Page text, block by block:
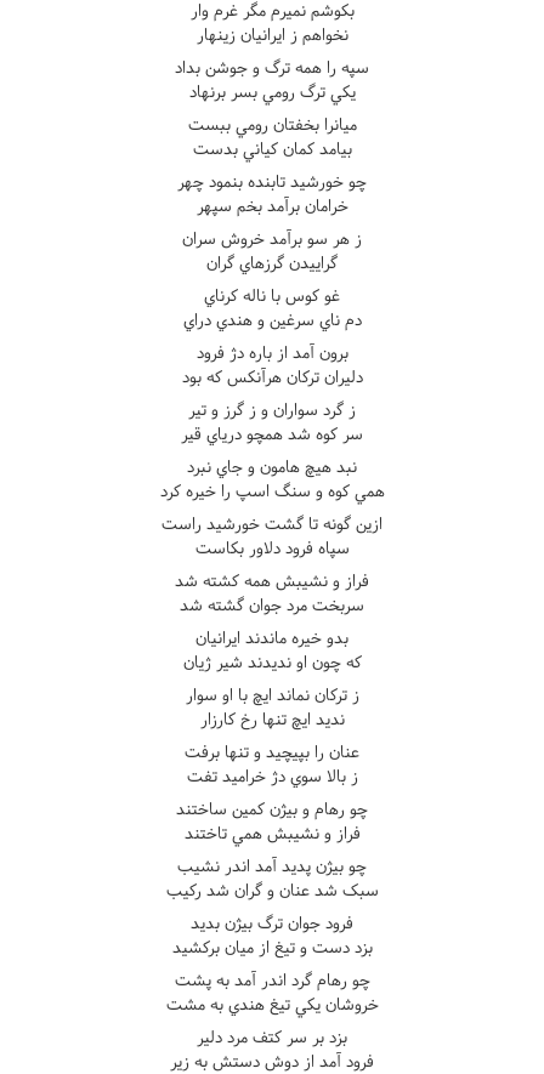
بکوشم نميرم مگر غرم وار
نخواهم ز ايرانيان زينهار
سپه را همه ترگ و جوشن بداد
يکي ترگ رومي بسر برنهاد
ميانرا بخفتان رومي ببست
بيامد کمان کياني بدست
چو خورشيد تابنده بنمود چهر
خرامان برآمد بخم سپهر
ز هر سو برآمد خروش سران
گراييدن گرزهاي گران
غو کوس با ناله کرناي
دم ناي سرغين و هندي دراي
برون آمد از باره دژ فرود
دليران ترکان هرآنکس که بود
ز گرد سواران و ز گرز و تير
سر کوه شد همچو درياي قير
نبد هيچ هامون و جاي نبرد
همي کوه و سنگ اسپ را خيره کرد
ازين گونه تا گشت خورشيد راست
سپاه فرود دلاور بکاست
فراز و نشيبش همه کشته شد
سربخت مرد جوان گشته شد
بدو خيره ماندند ايرانيان
که چون او نديدند شير ژيان
ز ترکان نماند ايچ با او سوار
نديد ايچ تنها رخ کارزار
عنان را بپيچيد و تنها برفت
ز بالا سوي دژ خراميد تفت
چو رهام و بيژن کمين ساختند
فراز و نشيبش همي تاختند
چو بيژن پديد آمد اندر نشيب
سبک شد عنان و گران شد رکيب
فرود جوان ترگ بيژن بديد
بزد دست و تيغ از ميان برکشيد
چو رهام گرد اندر آمد به پشت
خروشان يکي تيغ هندي به مشت
بزد بر سر کتف مرد دلير
فرود آمد از دوش دستش به زير